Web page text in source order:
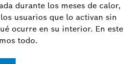
durante los meses de calor,
usuarios que lo activan sin
ocurre en su interior. En este
todo.